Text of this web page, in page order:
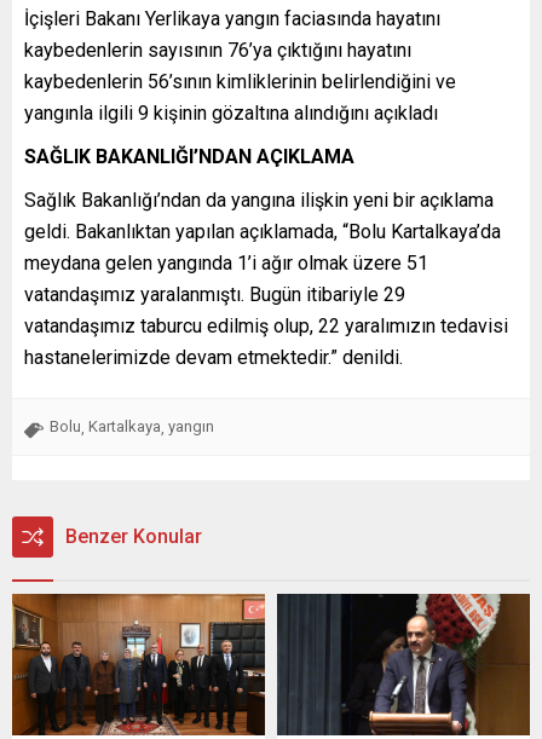
İçişleri Bakanı Yerlikaya yangın faciasında hayatını
kaybedenlerin sayısının 76’ya çıktığını hayatını
kaybedenlerin 56’sının kimliklerinin belirlendiğini ve
yangınla ilgili 9 kişinin gözaltına alındığını açıkladı
SAĞLIK BAKANLIĞI’NDAN AÇIKLAMA
Sağlık Bakanlığı’ndan da yangına ilişkin yeni bir açıklama
geldi. Bakanlıktan yapılan açıklamada, “Bolu Kartalkaya’da
meydana gelen yangında 1’i ağır olmak üzere 51
vatandaşımız yaralanmıştı. Bugün itibariyle 29
vatandaşımız taburcu edilmiş olup, 22 yaralımızın tedavisi
hastanelerimizde devam etmektedir.” denildi.
Bolu Kartalkaya yangın
Benzer Konular